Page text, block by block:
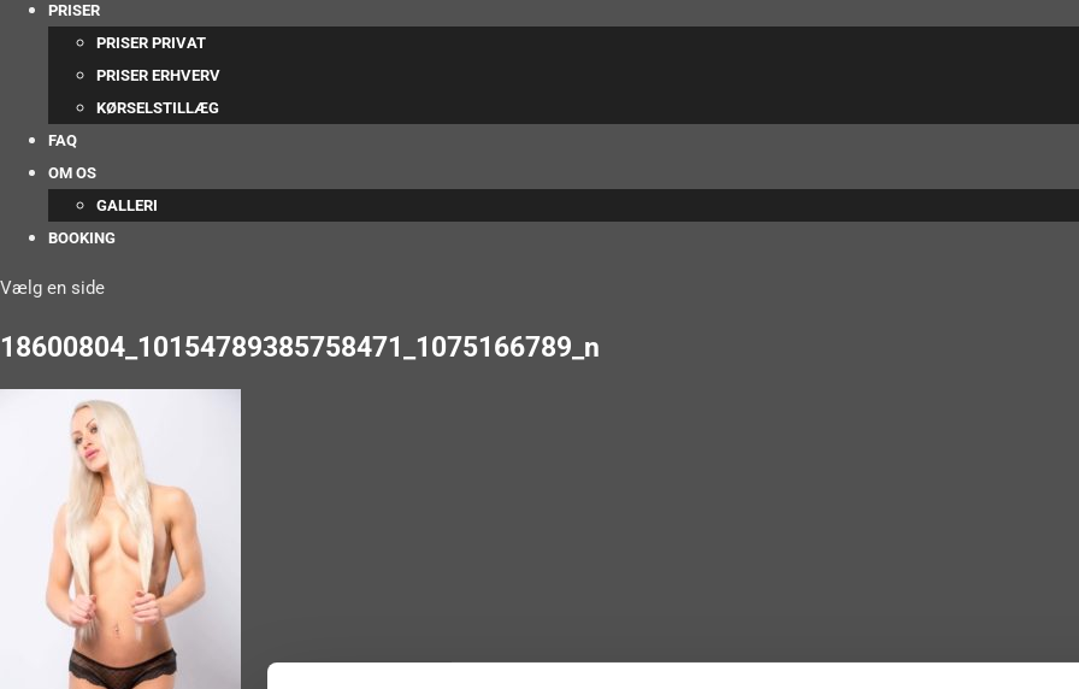
PRISER
PRISER PRIVAT
PRISER ERHVERV
KØRSELSTILLÆG
FAQ
OM OS
GALLERI
BOOKING
Vælg en side
18600804_10154789385758471_1075166789_n